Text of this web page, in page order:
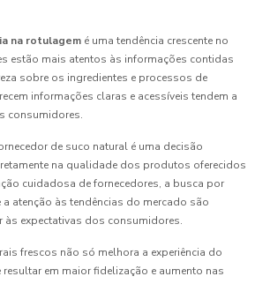
na rotulagem é uma tendência crescente no
estão mais atentos às informações contidas
sobre os ingredientes e processos de
informações claras e acessíveis tendem a
consumidores.
de suco natural é uma decisão
na qualidade dos produtos oferecidos
cuidadosa de fornecedores, a busca por
atenção às tendências do mercado são
às expectativas dos consumidores.
frescos não só melhora a experiência do
em maior fidelização e aumento nas